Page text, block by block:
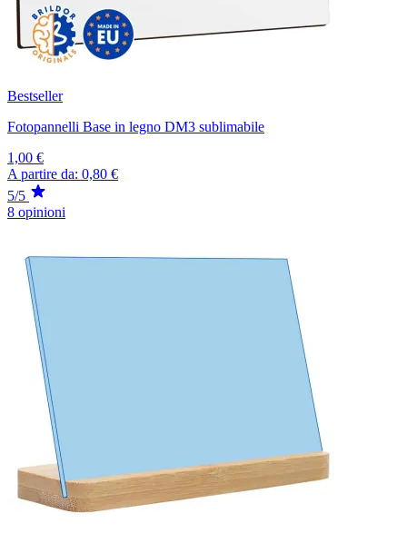
Bestseller
Fotopannelli Base in legno DM3 sublimabile
1,00 €
A partire da: 0,80 €
5/5
8 opinioni